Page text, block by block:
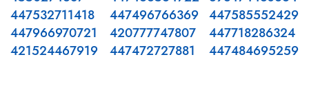
447532711418
447966970721
421524467919
447496766369
420777747807
447472727881
447585552429
447718286324
447484695259